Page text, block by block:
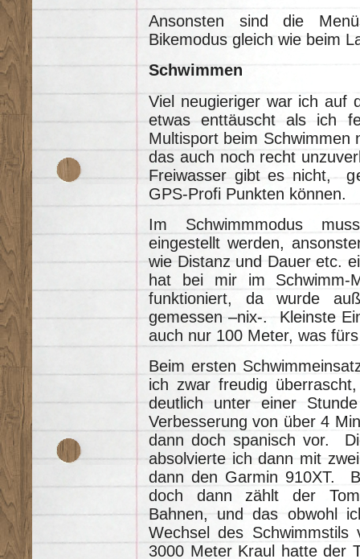
Ansonsten sind die
Bikemodus gleich wie beim
Schwimmen
Viel neugieriger war ich auf
etwas enttäuscht als ich
Multisport beim
das auch noch recht
Freiwasser gibt es nicht,
GPS-Profi Punkten können.
Im Schwimmmodus
eingestellt werden,
wie Distanz und Dauer etc.
hat bei mir im Schwimm-
funktioniert, da wurde
gemessen –nix-. Kleinste
auch nur 100 Meter, was
Beim ersten
ich zwar freudig
deutlich unter einer
Verbesserung von über 4
dann doch spanisch vor.
absolvierte ich dann mit
dann den Garmin 910XT.
doch dann zählt der
Bahnen, und das obwohl
Wechsel des
3000 Meter Kraul hatte der